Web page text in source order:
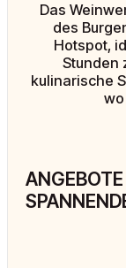
Das
des
Hotspot,
Stunden
kulinarische